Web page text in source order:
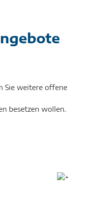
Sie weitere offene
besetzen wollen.